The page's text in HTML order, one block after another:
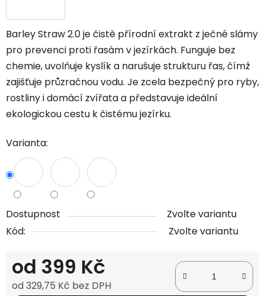
Barley Straw 2.0 je čistě přírodní extrakt z ječné slámy
pro prevenci proti řasám v jezírkách. Funguje bez
chemie, uvolňuje kyslík a narušuje strukturu řas, čímž
zajišťuje průzračnou vodu. Je zcela bezpečný pro ryby,
rostliny i domácí zvířata a představuje ideální
ekologickou cestu k čistému jezírku.
Varianta:
Dostupnost
Zvolte variantu
Kód:
Zvolte variantu
od 399 Kč
od329,75 Kč bez DPH